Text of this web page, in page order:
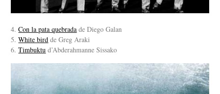
4.Con la pata quebrada de Diego Galan
5.White bird de Greg Araki
6.Timbuktu d’Abderahmanne Sissako